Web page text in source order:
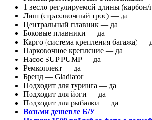
1 весло регулируемой длины
Лиш (страховочный трос) — да
Центральный плавник — да
Боковые плавники — да
Карго (система крепления багажа) —
Парковочное крепление — да
Насос SUP PUMP — да
Ремкоплект — да
Бренд — Gladiator
Подходит для туринга — да
Подходит для йоги — да
Подходит для рыбалки — да
Возьми дешевле Б/У